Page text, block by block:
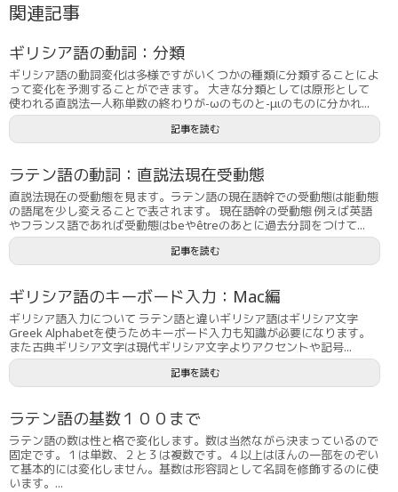
関連記事
ギリシア語の動詞：分類
ギリシア語の動詞変化は多様ですがいくつかの種類に分類することによ
って変化を予測することができます。 大きな分類としては原形として
使われる直説法一人称単数の終わりが-ωのものと-μιのものに分かれ...
記事を読む
ラテン語の動詞：直説法現在受動態
直説法現在の受動態を見ます。ラテン語の現在語幹での受動態は能動態
の語尾を少し変えることで表されます。 現在語幹の受動態 例えば英語
やフランス語であれば受動態はbeやêtreのあとに過去分詞をつけて...
記事を読む
ギリシア語のキーボード入力：Mac編
ギリシア語入力について ラテン語と違いギリシア語はギリシア文字
Greek Alphabetを使うためキーボード入力も知識が必要になります。
また古典ギリシア文字は現代ギリシア文字よりアクセントや記号...
記事を読む
ラテン語の基数１００まで
ラテン語の数は性と格で変化します。数は当然ながら決まっているので
固定です。１は単数、２と３は複数です。４以上はほんの一部をのぞい
て基本的には変化しません。基数は形容詞として名詞を修飾するのに使
います。...